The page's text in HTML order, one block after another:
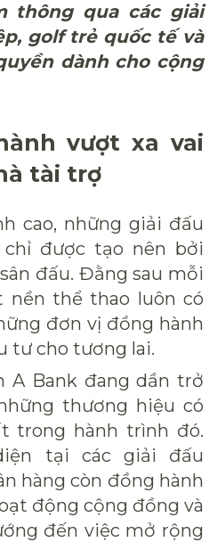
thông qua các giải
golf trẻ quốc tế và
dành cho cộng
vượt xa vai
tài trợ
cao, những giải đấu
được tạo nên bởi
đấu. Đằng sau mỗi
nền thể thao luôn có
đơn vị đồng hành
tư cho tương lai.
A Bank đang dần trở
thương hiệu có
trong hành trình đó.
tại các giải đấu
hàng còn đồng hành
động cộng đồng và
đến việc mở rộng